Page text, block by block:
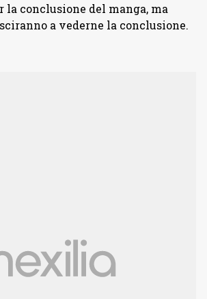
la conclusione del manga, ma
a vederne la conclusione.